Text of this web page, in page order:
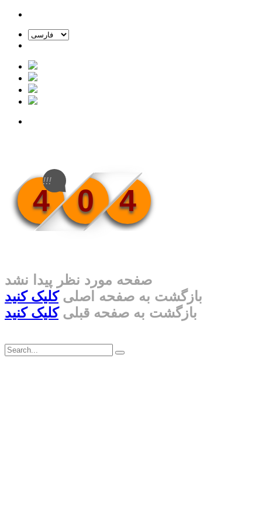
4 0 4
!!!
صفحه مورد نظر پیدا نشد
بازگشت به صفحه اصلیکلیک کنید
بازگشت به صفحه قبلیکلیک کنید